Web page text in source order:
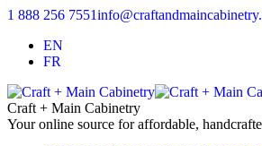
1 888 256 7551
EN
FR
Craft + Main Cabinetry
Your online source for affordable,